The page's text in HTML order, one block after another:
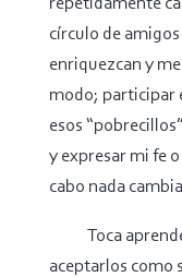
repetidamente
círculo de
enriquezcan y
modo; participar
esos
y expresar mi fe
cabo nada
Toca aprender
aceptarlos como